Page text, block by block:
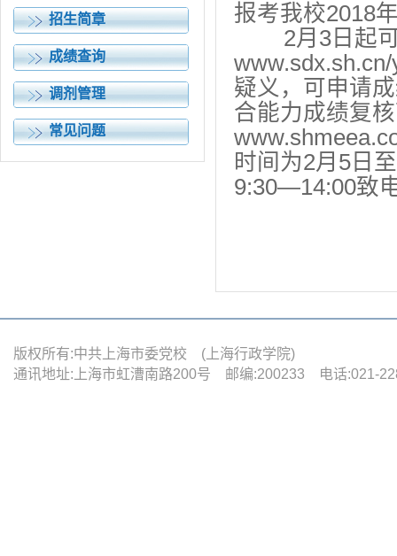
招生简章
成绩查询
调剂管理
常见问题
报考我校2018
2月3日起可
疑义，可申请
合能力成绩复
时间为2月5日
9:30—14:00致
版权所有:中共上海市委党校 (上海行政学院)
通讯地址:上海市虹漕南路200号 邮编:200233 电话:021-